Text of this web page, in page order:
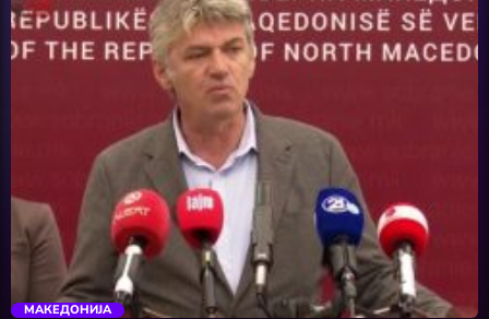
Екологија
Еротика
Забава
Здравје
trending_flat
МАКЕДОНИЈА